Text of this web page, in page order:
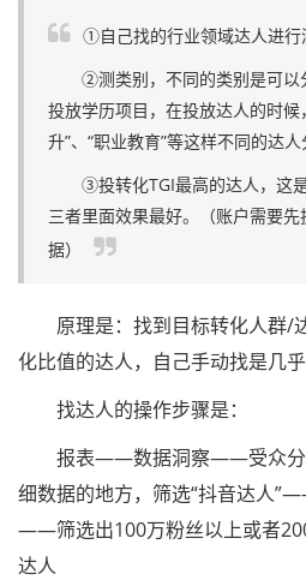
①自己找的行业领域达人进行
②测类别，不同的类别是可以
投放学历项目，在投放达人的时候
升”、“职业教育”等这样不同的达人
③投转化TGI最高的达人，这是
三者里面效果最好。（账户需要
据）
原理是：找到目标转化人群/
化比值的达人，自己手动找是几
找达人的操作步骤是：
报表——数据洞察——受众
细数据的地方，筛选“抖音达人
——筛选出100万粉丝以上或者
达人